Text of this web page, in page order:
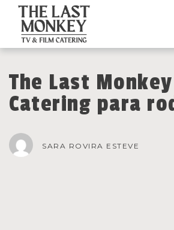
NOSOTROS
HISTORIA
The Last
Catering para
SARA ROVIRA ESTEVE